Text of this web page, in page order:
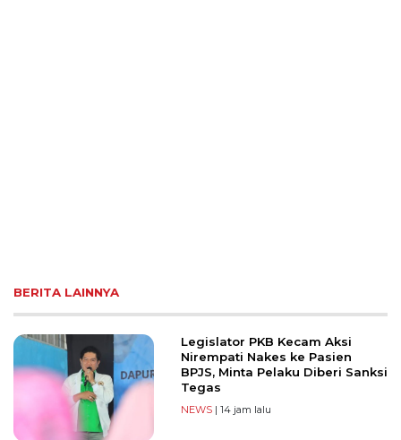
BERITA LAINNYA
Legislator PKB Kecam Aksi
Nirempati Nakes ke Pasien
BPJS, Minta Pelaku Diberi Sanksi
Tegas
NEWS| 14 jam lalu